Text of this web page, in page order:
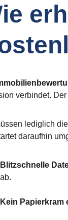
verbindet.
lediglich die
daraufhin
Blitzschnelle
ab.
Kein Papierkram